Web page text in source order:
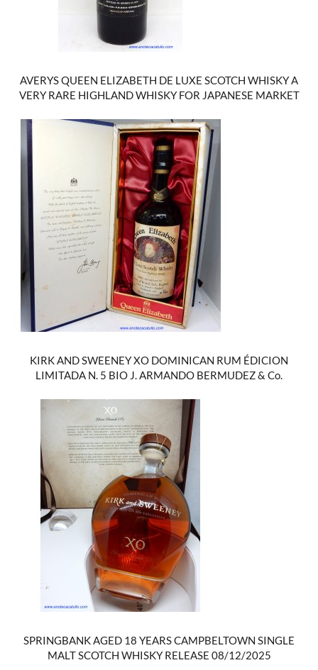
AVERYS QUEEN ELIZABETH DE LUXE SCOTCH WHISKY A
VERY RARE HIGHLAND WHISKY FOR JAPANESE MARKET
KIRK AND SWEENEY XO DOMINICAN RUM ÉDICION
LIMITADA N. 5 BIO J. ARMANDO BERMUDEZ & Co.
SPRINGBANK AGED 18 YEARS CAMPBELTOWN SINGLE
MALT SCOTCH WHISKY RELEASE 08/12/2025